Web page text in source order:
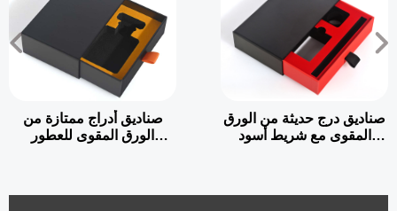
صناديق أدراج ممتازة من
الورق المقوى للعطور
صناديق درج حديثة من الورق
المقوى مع شريط أسود